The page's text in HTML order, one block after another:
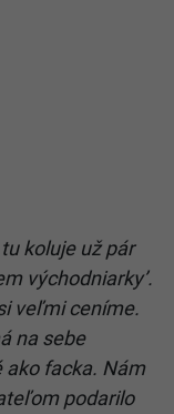
koluje už pár
východniarky’.
veľmi ceníme.
na sebe
ako facka. Nám
podarilo